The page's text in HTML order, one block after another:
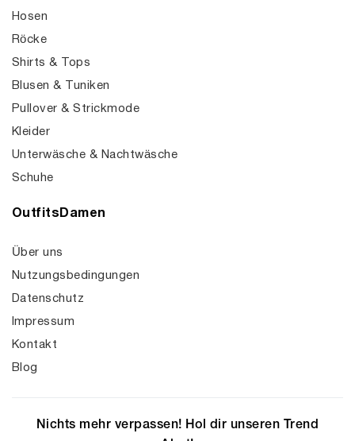
Hosen
Röcke
Shirts & Tops
Blusen & Tuniken
Pullover & Strickmode
Kleider
Unterwäsche & Nachtwäsche
Schuhe
OutfitsDamen
Über uns
Nutzungsbedingungen
Datenschutz
Impressum
Kontakt
Blog
Nichts mehr verpassen! Hol dir unseren Trend